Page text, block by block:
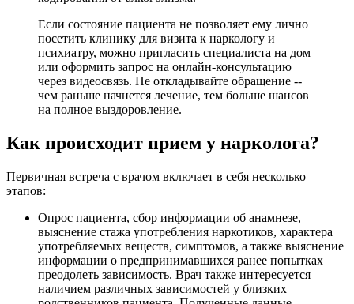
Если состояние пациента не позволяет ему лично
посетить клинику для визита к наркологу и
психиатру, можно пригласить специалиста на дом
или оформить запрос на онлайн-консультацию
через видеосвязь. Не откладывайте обращение --
чем раньше начнется лечение, тем больше шансов
на полное выздоровление.
Как происходит прием у нарколога?
Первичная встреча с врачом включает в себя несколько
этапов:
Опрос пациента, сбор информации об анамнезе,
выяснение стажа употребления наркотиков, характера
употребляемых веществ, симптомов, а также выяснение
информации о предпринимавшихся ранее попытках
преодолеть зависимость. Врач также интересуется
наличием различных зависимостей у близких